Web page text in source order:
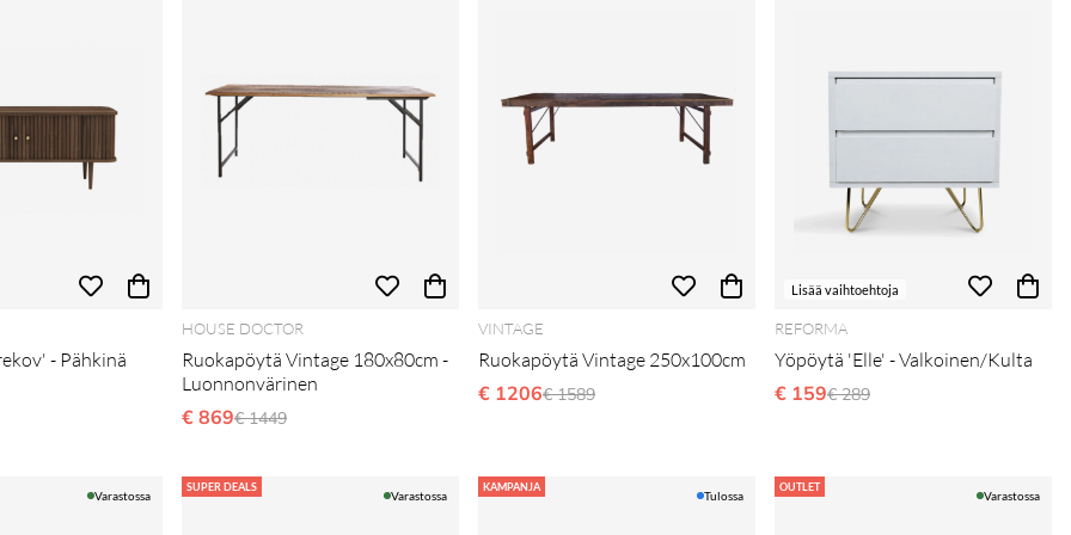
- Pähkinä
hinta
HOUSE DOCTOR
Ruokapöytä Vintage 180x80cm -
Luonnonvärinen
€ 869Normaali hinta
€ 1449
VINTAGE
Ruokapöytä Vintage 250x100cm
€ 1206Normaali hinta
€ 1589
Lisää vaihtoehtoja
REFORMA
Yöpöytä 'Elle' - Valkoinen/Kulta
€ 159Normaali hinta
€ 289
Varastossa
SUPER DEALS
Varastossa
KAMPANJA
Tulossa
OUTLET
Varastossa